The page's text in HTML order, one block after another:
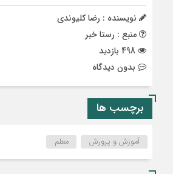
نویسنده : رضا کلیوندی
منبع : رستا خبر
بدون دیدگاه
برچسب ها
آموزش و پرورش معلم